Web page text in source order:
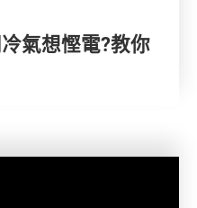
冷氣想慳電?教你